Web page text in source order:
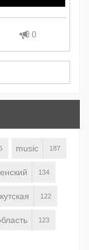
0
music 187
134
122
123